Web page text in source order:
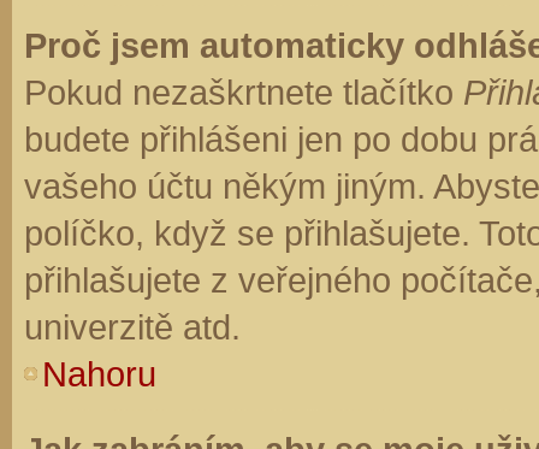
Proč jsem automaticky
Pokud nezaškrtnete tlačítko
budete přihlášeni jen po dobu
vašeho účtu někým jiným.
políčko, když se přihlašujete.
přihlašujete z veřejného
univerzitě atd.
Nahoru